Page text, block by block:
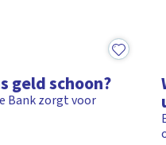
geld schoon?
Bank zorgt voor